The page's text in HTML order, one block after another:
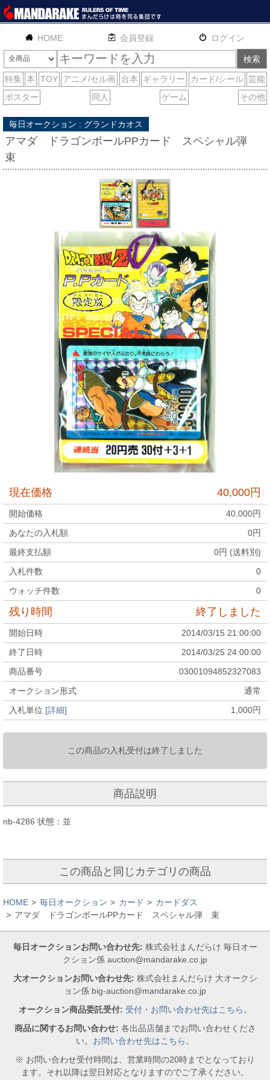
HOME English 通販 サイトマップ お問い合わせ
毎日オークション : グランドカオス
アマダ ドラゴンボールPPカード スペシャル弾
束
現在価格 40,000円
開始価格 40,000円
あなたの入札額
0円
最終支払額
0円 (送料別)
入札件数
0
ウォッチ件数
0
残り時間 終了しました
開始日時
2014/03/15 21:00:00
終了日時
2014/03/25 24:00:00
商品番号
03001094852327083
オークション形式
通常
入札単位 [詳細] 1,000円
この商品の入札受付は終了しました
商品説明
nb-4286 状態：並
この商品と同じカテゴリの商品
HOME 毎日オークション カード
カードダス
アマダ ドラゴンボールPPカード スペシャル弾 束
毎日オークションお問い合わせ先: 株式会社まんだらけ 毎日オー
クション係 auction@mandarake.co.jp
大オークションお問い合わせ先: 株式会社まんだらけ 大オークシ
ョン係 big-auction@mandarake.co.jp
オークション商品委託受付: 受付・お問い合わせ先はこちら。
商品に関するお問い合わせ: 各出品店舗までお問い合わせくださ
い。 お問い合わせ先はこちら。
※ お問い合わせ受付時間は、営業時間の20時までとなっており
ます。それ以降は翌日対応となりますのでご了承ください。